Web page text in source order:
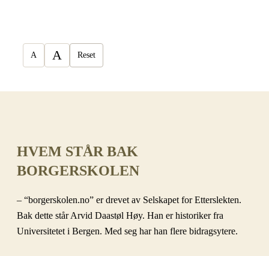
A A Reset
HVEM STÅR BAK
BORGERSKOLEN
– “borgerskolen.no” er drevet av Selskapet for Etterslekten.
Bak dette står Arvid Daastøl Høy. Han er historiker fra
Universitetet i Bergen. Med seg har han flere bidragsytere.